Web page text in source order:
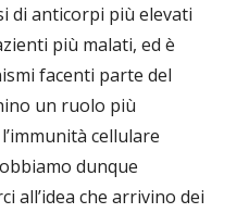
di anticorpi più elevati
più malati, ed è
facenti parte del
un ruolo più
cellulare
dunque
all’idea che arrivino dei